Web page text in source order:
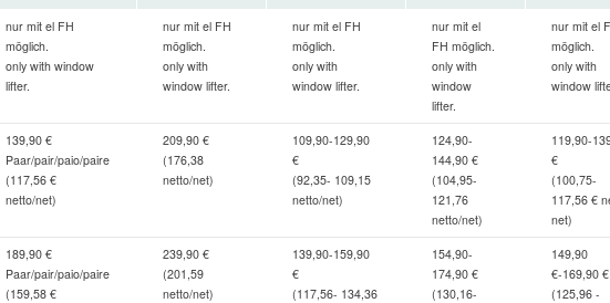
nur mit el FH
möglich.
only with window
lifter.
nur mit el FH
möglich.
only with
window lifter.
nur mit el FH
möglich.
only with
window lifter.
nur mit el
FH möglich.
only with
window
lifter.
nur mit el
möglich.
only with
window
139,90 €
Paar/pair/paio/paire
(117,56 €
netto/net)
209,90 €
(176,38
netto/net)
109,90-129,90
€
(92,35- 109,15
netto/net)
124,90-
144,90 €
(104,95-
121,76
netto/net)
119,90-
€
(100,75-
117,56 €
net)
189,90 €
Paar/pair/paio/paire
(159,58 €
239,90 €
(201,59
netto/net)
139,90-159,90
€
(117,56- 134,36
154,90-
174,90 €
(130,16-
149,90
€-169,90 €
(125,96 -